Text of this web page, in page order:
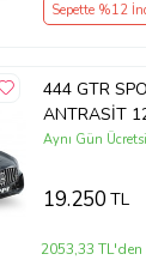
Sepette %12
444 GTR
ANTRASİT
Aynı Gün
19.250TL
2053,33